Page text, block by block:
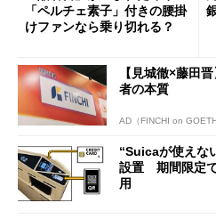
「ペルチェ素子」付きの腰掛
けファンなら乗り切れる？
【見城徹×藤田
者の本質
AD（FINCHI on
“Suicaが使えな
設置 期間限定
用